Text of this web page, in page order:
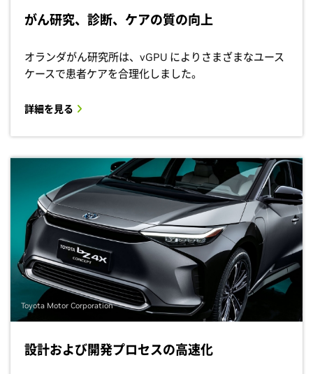
がん研究、診断、ケアの質の向上
オランダがん研究所は、vGPU によりさまざまなユース
ケースで患者ケアを合理化しました。
詳細を見る
Toyota Motor Corporation
設計および開発プロセスの高速化